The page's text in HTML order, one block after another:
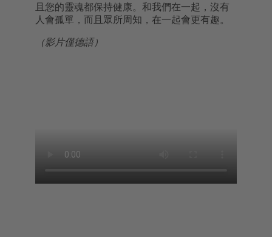
且您的靈魂都保持健康。和我們在一起，沒有
人會孤單，而且眾所周知，在一起會更有趣。
（影片僅德語）